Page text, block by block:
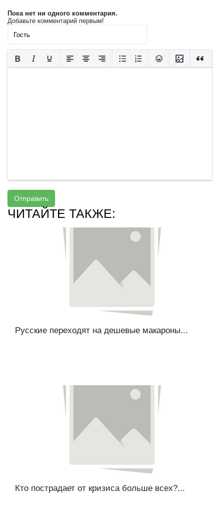
Пока нет ни одного комментария.
Добавьте комментарий первым!
Отправить
ЧИТАЙТЕ ТАКЖЕ:
Русские переходят на дешевые макароны...
Кто пострадает от кризиса больше всех?...